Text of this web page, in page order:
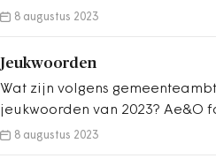
ravijn dat na 2025 zou
vastzetting van het zogeheten
www.congresravijnjaar.nl
8 augustus 2023
Jeukwoorden
Wat zijn volgens
jeukwoorden van 2023? Ae&O
verzamelde ze.
8 augustus 2023